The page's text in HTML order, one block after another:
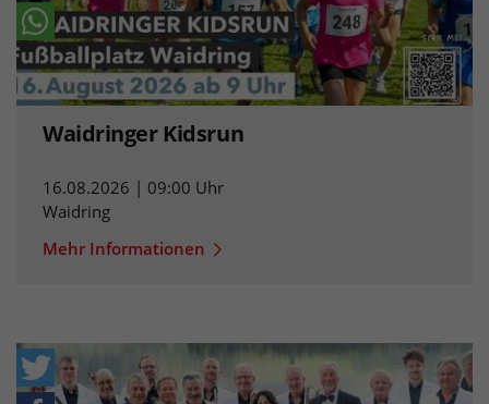
Waidringer Kidsrun
16.08.2026 | 09:00 Uhr
Waidring
Mehr Informationen